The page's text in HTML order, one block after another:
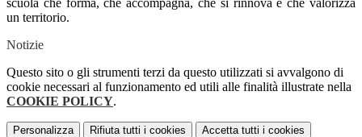
scuola che forma, che accompagna, che si rinnova e che valorizza
un territorio.
Notizie
Questo sito o gli strumenti terzi da questo utilizzati si avvalgono di
cookie necessari al funzionamento ed utili alle finalità illustrate nella
COOKIE POLICY.
Personalizza Rifiuta tutti i cookies Accetta tutti i cookies